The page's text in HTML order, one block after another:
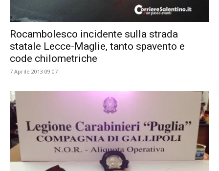
Rocambolesco incidente sulla strada
statale Lecce-Maglie, tanto spavento e
code chilometriche
7 Aprile 2013 09:07